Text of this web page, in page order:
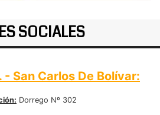
SOCIALES
- San Carlos De Bolívar:
Dorrego Nº 302